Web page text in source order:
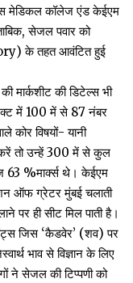
मेडिकल कॉलेज एंड केईएम
सेजल पवार को
के तहत आवंटित हुई
मार्कशीट की डिटेल्स भी
में 100 में से 87 नंबर
कोर विषयों- यानी
करें तो उन्हें 300 में से कुल
%मार्क्स थे। केईएम
ऑफ ग्रेटर मुंबई चलाती
पर ही सीट मिल पाती है।
जिस ‘कैडवेर’ (शव) पर
भाव से विज्ञान के लिए
ने सेजल की टिप्पणी को